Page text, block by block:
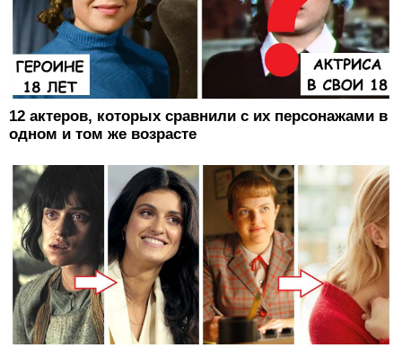
12 актеров, которых сравнили с их персонажами в
одном и том же возрасте